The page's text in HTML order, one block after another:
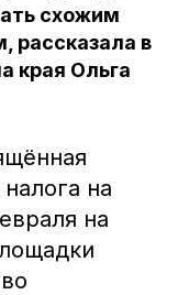
схожим
рассказала в
края Ольга
на
на